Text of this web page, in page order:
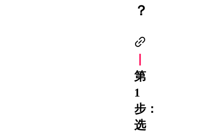
？
第
1
步：
选